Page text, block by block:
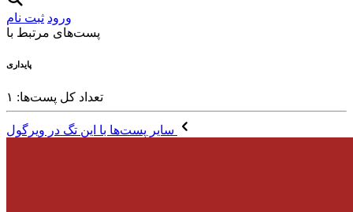
ورود ثبت نام
پست‌های مرتبط با
پایداری
تعداد کل پست‌ها: ۱